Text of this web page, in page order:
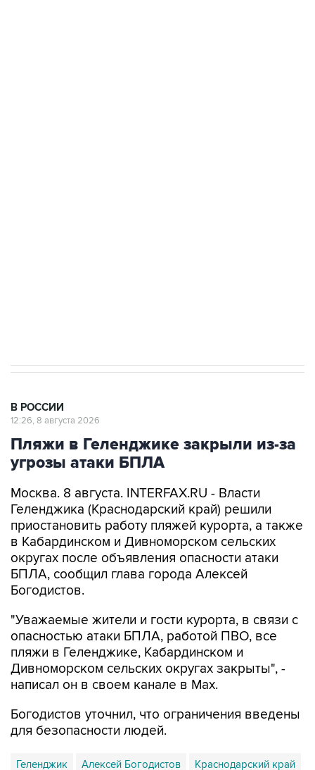
В РОССИИ
12:26, 8 августа 2026
Пляжи в Геленджике закрыли из-за
угрозы атаки БПЛА
Москва. 8 августа. INTERFAX.RU - Власти
Геленджика (Краснодарский край) решили
приостановить работу пляжей курорта, а также
в Кабардинском и Дивноморском сельских
округах после объявления опасности атаки
БПЛА, сообщил глава города Алексей
Богодистов.
"Уважаемые жители и гости курорта, в связи с
опасностью атаки БПЛА, работой ПВО, все
пляжи в Геленджике, Кабардинском и
Дивноморском сельских округах закрыты", -
написал он в своем канале в Max.
Богодистов уточнил, что ограничения введены
для безопасности людей.
Геленджик Алексей Богодистов Краснодарский край